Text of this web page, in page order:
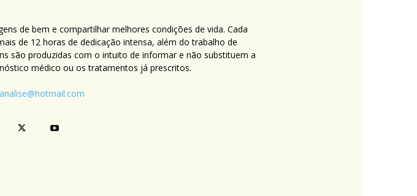
de bem e compartilhar melhores condições de vida. Cada
de 12 horas de dedicação intensa, além do trabalho de
são produzidas com o intuito de informar e não substituem a
médico ou os tratamentos já prescritos.